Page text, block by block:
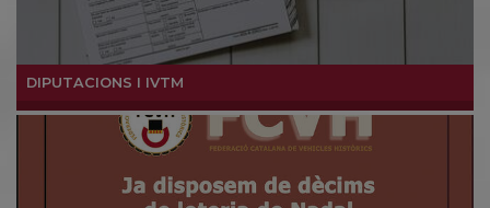
DIPUTACIONS I IVTM